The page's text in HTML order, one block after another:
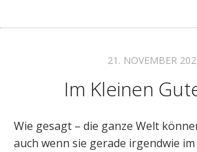
21. NOVEMBER
Im Kleinen
Wie gesagt – die ganze Welt
auch wenn sie gerade irgendwie im